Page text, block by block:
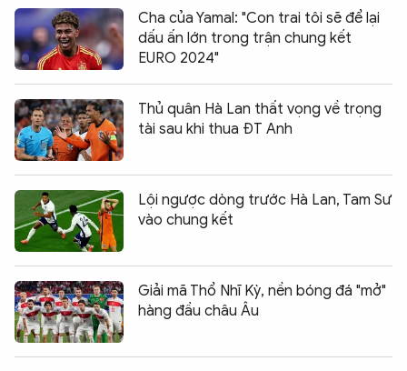
Cha của Yamal: "Con trai tôi sẽ để lại
dấu ấn lớn trong trận chung kết
EURO 2024"
Thủ quân Hà Lan thất vọng về trọng
tài sau khi thua ĐT Anh
Lội ngược dòng trước Hà Lan, Tam Sư
vào chung kết
Giải mã Thổ Nhĩ Kỳ, nền bóng đá "mở"
hàng đầu châu Âu